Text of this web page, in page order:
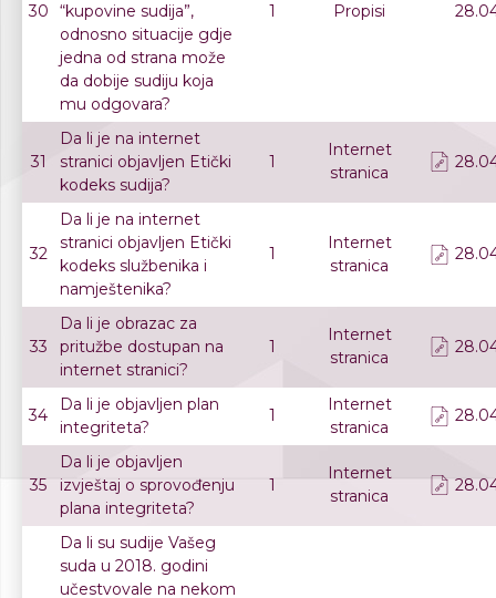
30
“kupovine sudija”,
odnosno situacije gdje
jedna od strana može
da dobije sudiju koja
mu odgovara?
1 Propisi
31
Da li je na internet
stranici objavljen Etički
kodeks sudija?
1
Internet
stranica
32
Da li je na internet
stranici objavljen Etički
kodeks službenika i
namještenika?
1
Internet
stranica
33
Da li je obrazac za
pritužbe dostupan na
internet stranici?
1
Internet
stranica
34
Da li je objavljen plan
integriteta?
1
Internet
stranica
35
Da li je objavljen
izvještaj o sprovođenju
plana integriteta?
1
Internet
stranica
Da li su sudije Vašeg
suda u 2018. godini
učestvovale na nekom